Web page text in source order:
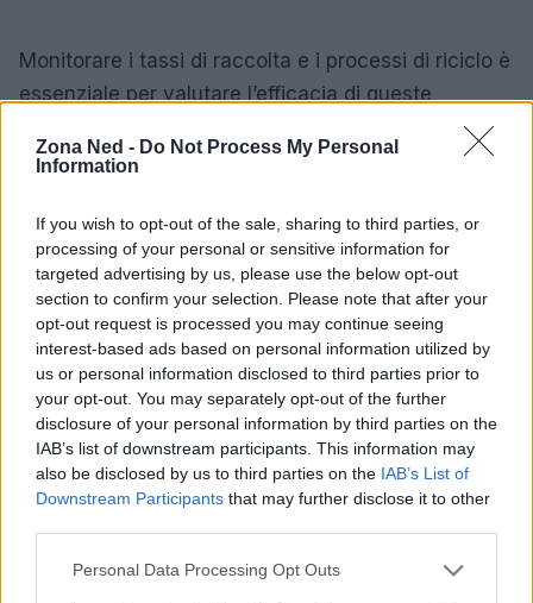
Zona Ned - Do Not Process My Personal
Information
If you wish to opt-out of the sale, sharing to third parties, or
processing of your personal or sensitive information for
targeted advertising by us, please use the below opt-out
section to confirm your selection. Please note that after your
opt-out request is processed you may continue seeing
interest-based ads based on personal information utilized by
us or personal information disclosed to third parties prior to
your opt-out. You may separately opt-out of the further
disclosure of your personal information by third parties on the
IAB’s list of downstream participants. This information may
also be disclosed by us to third parties on the IAB’s List of
Downstream Participants that may further disclose it to other
Please note that this website/app uses one or more Google
Personal Data Processing Opt Outs
Monitorare i tassi di raccolta e i processi di riciclo è
essenziale per valutare l’efficacia di queste
contesto, il futuro dei metalli preziosi appare
preservano risorse limitate, ma alimentano anche
un’economia circolare più sostenibile. Sei pronto a
scoprire come questi cambiamenti potrebbero
influenzare il nostro mondo?
AUTORE
Staff